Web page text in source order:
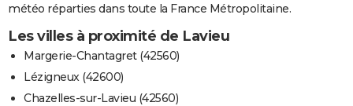
météo réparties dans toute la France Métropolitaine.
Les villes à proximité de Lavieu
Margerie-Chantagret (42560)
Lézigneux (42600)
Chazelles-sur-Lavieu (42560)